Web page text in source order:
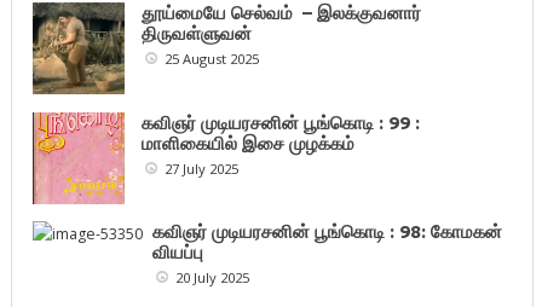
தூய்மையே செல்வம் – இலக்குவனார்
திருவள்ளுவன்
25 August 2025
கவிஞர் முடியரசனின் பூங்கொடி : 99 :
மாளிகையில் இசை முழக்கம்
27 July 2025
கவிஞர் முடியரசனின் பூங்கொடி : 98: கோமகன்
வியப்பு
20 July 2025